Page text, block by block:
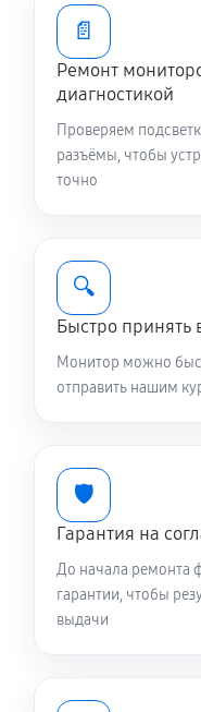
📄
Ремонт
диагностикой
Проверяем
разъёмы, чтобы
точно
🔍
Быстро принять
Монитор можно
отправить нашим
🛡️
Гарантия на
До начала ремонта
гарантии, чтобы
выдачи